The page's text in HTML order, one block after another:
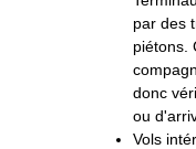
par des
piétons.
donc
ou
Vols